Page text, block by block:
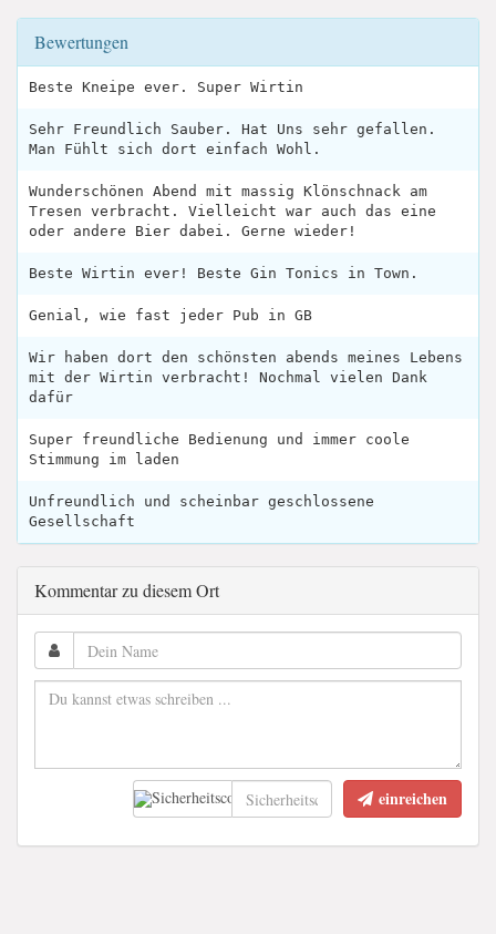
Bewertungen
Beste Kneipe ever. Super Wirtin
Sehr Freundlich Sauber. Hat Uns sehr gefallen.
Man Fühlt sich dort einfach Wohl.
Wunderschönen Abend mit massig Klönschnack am
Tresen verbracht. Vielleicht war auch das eine
oder andere Bier dabei. Gerne wieder!
Beste Wirtin ever! Beste Gin Tonics in Town.
Genial, wie fast jeder Pub in GB
Wir haben dort den schönsten abends meines Lebens
mit der Wirtin verbracht! Nochmal vielen Dank
dafür
Super freundliche Bedienung und immer coole
Stimmung im laden
Unfreundlich und scheinbar geschlossene
Gesellschaft
Kommentar zu diesem Ort
einreichen